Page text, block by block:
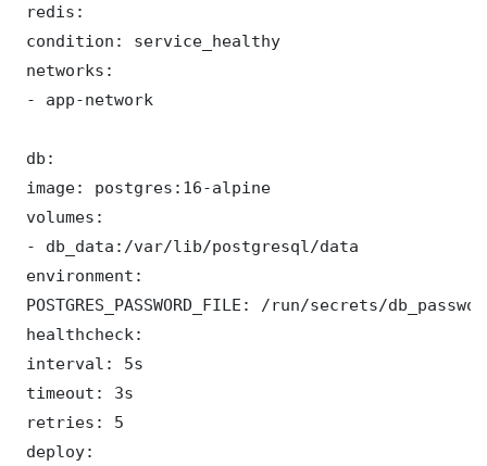
redis:
condition: service_healthy
networks:
- app-network
db:
image: postgres:16-alpine
volumes:
- db_data:/var/lib/postgresql/data
environment:
POSTGRES_PASSWORD_FILE: /run/secrets/
healthcheck:
interval: 5s
timeout: 3s
retries: 5
deploy: